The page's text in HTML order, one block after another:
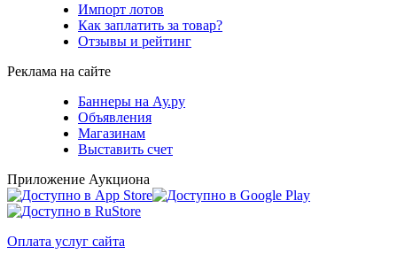
Импорт лотов
Как заплатить за товар?
Отзывы и рейтинг
Реклама на сайте
Баннеры на Ау.ру
Объявления
Магазинам
Выставить счет
Приложение Аукциона
Оплата услуг сайта